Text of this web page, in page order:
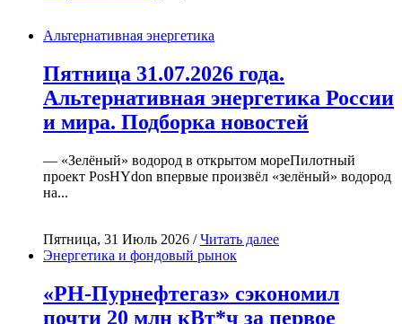
Альтернативная энергетика
Пятница 31.07.2026 года.
Альтернативная энергетика России
и мира. Подборка новостей
— «Зелёный» водород в открытом мореПилотный
проект PosHYdon впервые произвёл «зелёный» водород
на...
Пятница, 31 Июль 2026 /Читать далее
Энергетика и фондовый рынок
«РН-Пурнефтегаз» сэкономил
почти 20 млн кВт*ч за первое